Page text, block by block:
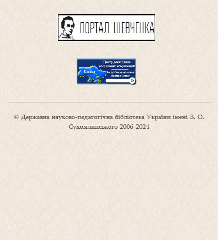
© Державна науково-педагогічна бібліотека України імені В. О.
Сухомлинського 2006-2024